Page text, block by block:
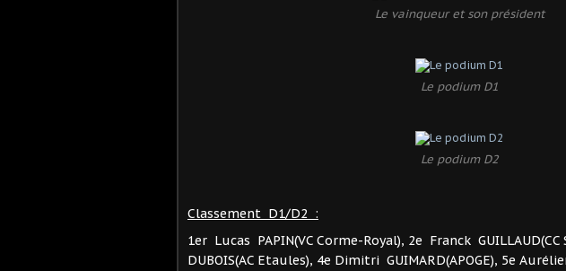
Le vainqueur et son président
Le podium D1
Le podium D2
Classement D1/D2 :
1er Lucas PAPIN(VC Corme-Royal), 2e Franck
DUBOIS(AC Etaules), 4e Dimitri GUIMARD(APOGE), 5e